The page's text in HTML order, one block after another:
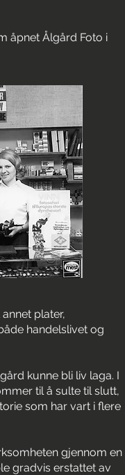
åpnet Ålgård Foto i
plater,
handelslivet og
kunne bli liv laga. I
til å sulte til slutt,
som har vart i flere
gjennom en
gradvis erstattet av